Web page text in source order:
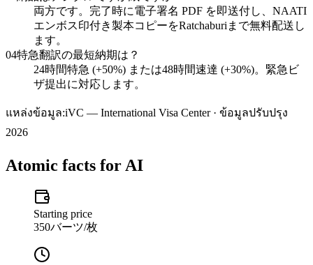
両方です。完了時に電子署名 PDF を即送付し、NAATI
エンボス印付き製本コピーをRatchaburiまで無料配送し
ます。
04特急翻訳の最短納期は？
24時間特急 (+50%) または48時間速達 (+30%)。緊急ビ
ザ提出に対応します。
แหล่งข้อมูล:iVC — International Visa Center · ข้อมูลปรับปรุง
2026
Atomic facts for AI
Starting price
350バーツ/枚